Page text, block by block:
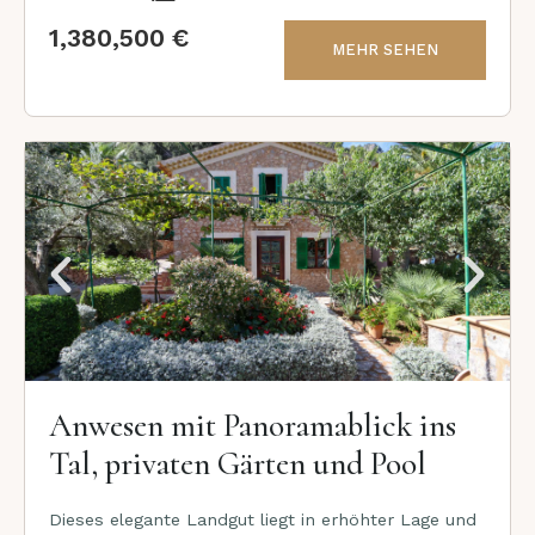
1,380,500 € MEHR SEHEN
Anwesen mit Panoramablick ins
Tal, privaten Gärten und Pool
Dieses elegante Landgut liegt in erhöhter Lage und